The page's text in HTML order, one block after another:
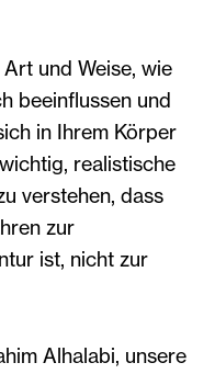
und Weise, wie
beeinflussen und
in Ihrem Körper
realistische
verstehen, dass
zur
ist, nicht zur
Alhalabi, unsere